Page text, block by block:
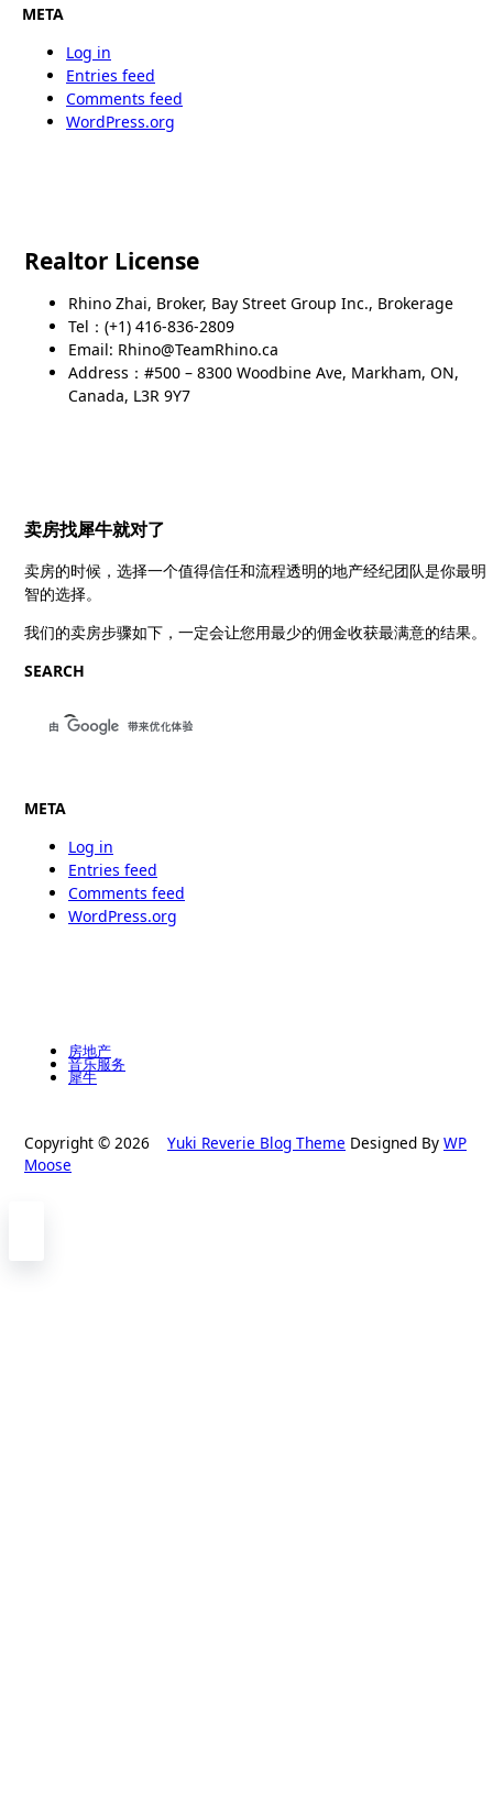
META
Log in
Entries feed
Comments feed
WordPress.org
Realtor License
Rhino Zhai, Broker, Bay Street Group Inc., Brokerage
Tel：(+1) 416-836-2809
Email: Rhino@TeamRhino.ca
Address：#500 – 8300 Woodbine Ave, Markham, ON,
Canada, L3R 9Y7
卖房找犀牛就对了
卖房的时候，选择一个值得信任和流程透明的地产经纪团队是你最明
智的选择。
我们的卖房步骤如下，一定会让您用最少的佣金收获最满意的结果。
SEARCH
META
Log in
Entries feed
Comments feed
WordPress.org
房地产
音乐服务
犀牛
Copyright © 2026 Yuki Reverie Blog Theme Designed By WP
Moose